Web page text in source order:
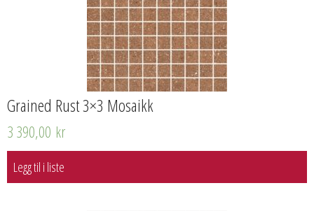
Grained Rust 3×3 Mosaikk
3 390,00 kr
Legg til i liste